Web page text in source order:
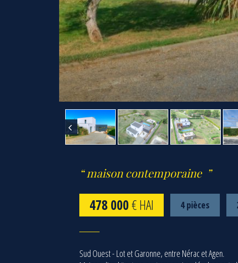
maison contemporaine
478 000€ HAI 4 pièces
Sud Ouest - Lot et Garonne, entre Nérac et Agen.